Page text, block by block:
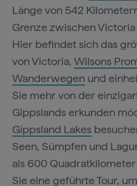
Länge von 542
Grenze zwischen
Hier befindet sich das
von Victoria, Wilsons
Wanderwegen und
Sie mehr von der
Gippslands erkunden
Gippsland Lakes
Seen, Sümpfen und
als 600
Sie eine geführte Tour,